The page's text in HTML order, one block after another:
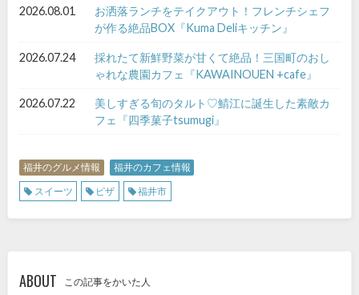
2026.08.01
お洒落ランチをテイクアウト！フレンチシェフ
が作る絶品BOX『Kuma Deliキッチン』
2026.07.24
採れたて新鮮野菜が甘くて絶品！三国町のおし
ゃれな農園カフェ『KAWAINOUEN +cafe』
2026.07.22
美しすぎる旬のタルト♡鯖江に誕生した素敵カ
フェ『四季菓子tsumugi』
福井のグルメ情報
福井のカフェ情報
スイーツ
ピザ 福井市
ABOUT この記事をかいた人